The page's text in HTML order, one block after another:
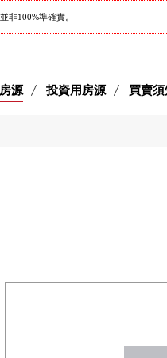
非100%準確實。
源 投資用房源 買賣須